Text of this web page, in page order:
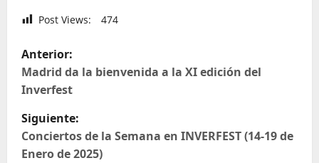
Post Views: 474
N
a
v
e
Anterior:
Madrid da la bienvenida a la XI edición del
Inverfest
Siguiente:
Conciertos de la Semana en INVERFEST (14-19 de
Enero de 2025)